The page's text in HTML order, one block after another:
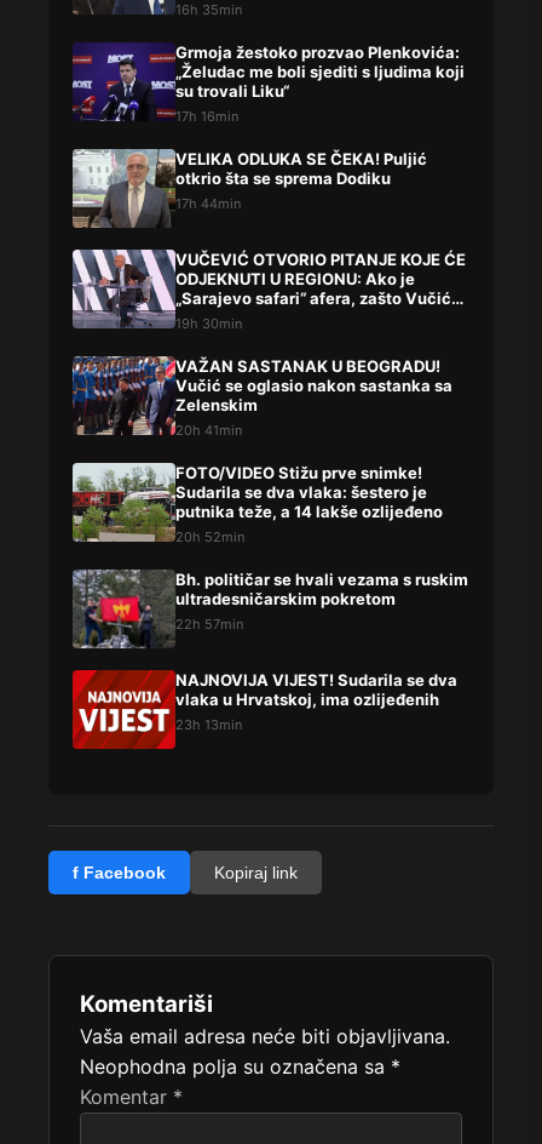
16h 35min
Grmoja žestoko prozvao Plenkovića:
„Želudac me boli sjediti s ljudima koji
su trovali Liku“
17h 16min
VELIKA ODLUKA SE ČEKA! Puljić
otkrio šta se sprema Dodiku
17h 44min
VUČEVIĆ OTVORIO PITANJE KOJE ĆE
ODJEKNUTI U REGIONU: Ako je
„Sarajevo safari“ afera, zašto Vučića
niste procesuirali?!
19h 30min
VAŽAN SASTANAK U BEOGRADU!
Vučić se oglasio nakon sastanka sa
Zelenskim
20h 41min
FOTO/VIDEO Stižu prve snimke!
Sudarila se dva vlaka: šestero je
putnika teže, a 14 lakše ozlijeđeno
20h 52min
Bh. političar se hvali vezama s ruskim
ultradesničarskim pokretom
22h 57min
NAJNOVIJA VIJEST! Sudarila se dva
vlaka u Hrvatskoj, ima ozlijeđenih
23h 13min
f Facebook Kopiraj link
Komentariši
Vaša email adresa neće biti objavljivana.
Neophodna polja su označena sa *
Komentar *